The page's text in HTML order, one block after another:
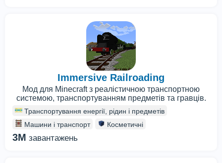
Immersive Railroading
Мод для Minecraft з реалістичною транспортною
системою, транспортуванням предметів та гравців.
Транспортування енергії, рідин і предметів
Машини і транспорт
Косметичні
3M завантажень